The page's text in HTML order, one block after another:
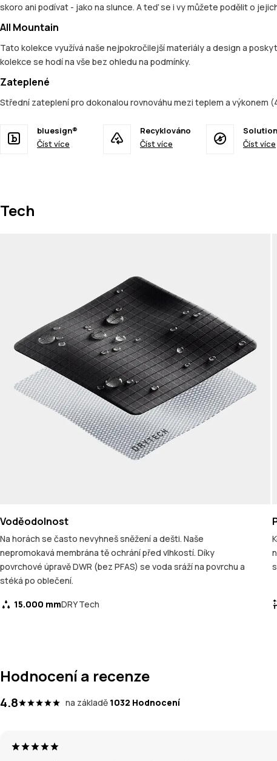
skoro ani podívat - jako na slunce. A teď se i vy můžete podělit o
All Mountain
Tato kolekce využívá naše nejpokročilejší materiály a design a
kolekce se hodí na vše bez ohledu na podmínky.
Zateplené
Střední zateplení pro dokonalou rovnováhu mezi teplem a výkonem
bluesign®
Číst více
Recyklováno
Číst více
Číst více
Tech
Voděodolnost
Na horách se často nevyhneš sněžení a dešti. Naše
nepromokavá membrána tě ochrání před vlhkostí. Díky
povrchové úpravě DWR (bez PFAS) se voda sráží na povrchu a
stéká po oblečení.
15.000 mmDRY Tech
Hodnocení a recenze
4.8 na základě 1032 Hodnocení